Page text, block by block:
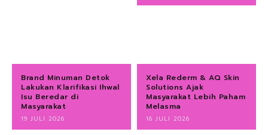
Brand Minuman Detok
Lakukan Klarifikasi Ihwal
Isu Beredar di
Masyarakat
19 JULI 2026
Xela Rederm & AQ Skin
Solutions Ajak
Masyarakat Lebih Paham
Melasma
16 JULI 2026